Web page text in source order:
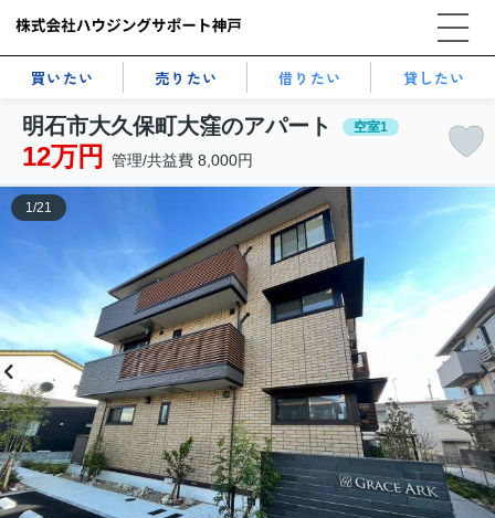
買いたい 売りたい 借りたい 貸したい
明石市大久保町大窪のアパート 空室1
12万円 管理/共益費 8,000円
1/21